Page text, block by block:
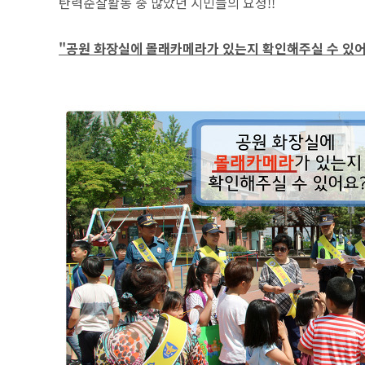
"공원 화장실에 몰래카메라가 있는지 확인해주실 수 있